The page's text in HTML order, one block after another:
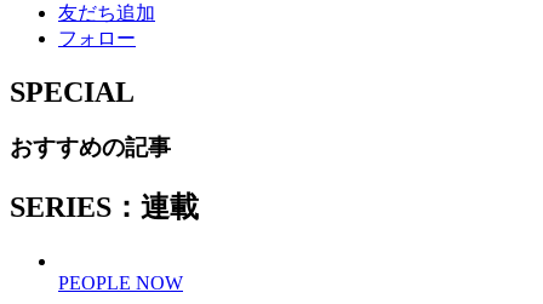
友だち追加
フォロー
SPECIAL
おすすめの記事
SERIES：連載
PEOPLE NOW